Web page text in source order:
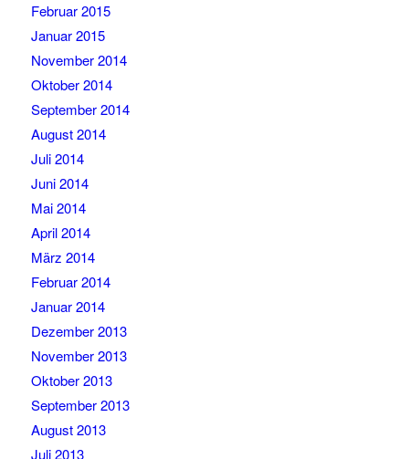
Februar 2015
Januar 2015
November 2014
Oktober 2014
September 2014
August 2014
Juli 2014
Juni 2014
Mai 2014
April 2014
März 2014
Februar 2014
Januar 2014
Dezember 2013
November 2013
Oktober 2013
September 2013
August 2013
Juli 2013